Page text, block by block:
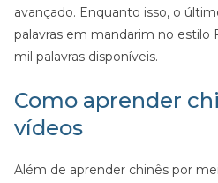
avançado. Enquanto isso, o
palavras em mandarim no estilo
mil palavras disponíveis.
Como aprender
vídeos
Além de aprender chinês por